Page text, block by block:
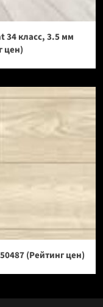
34 класс, 3.5 мм
цен)
(Рейтинг цен)